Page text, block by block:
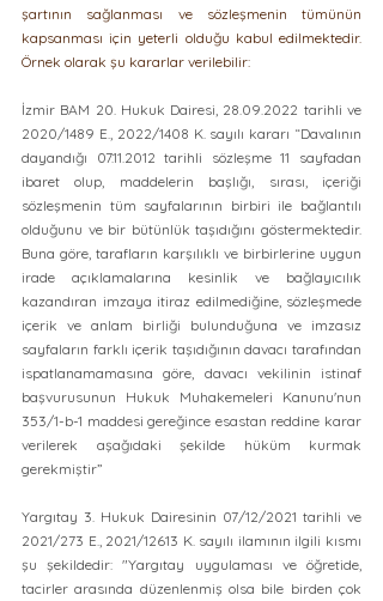
şartının sağlanması ve sözleşmenin tümünün
kapsanması için yeterli olduğu kabul edilmektedir.
Örnek olarak şu kararlar verilebilir:
İzmir BAM 20. Hukuk Dairesi, 28.09.2022 tarihli ve
2020/1489 E., 2022/1408 K. sayılı kararı “Davalının
dayandığı 07.11.2012 tarihli sözleşme 11 sayfadan
ibaret olup, maddelerin başlığı, sırası, içeriği
sözleşmenin tüm sayfalarının birbiri ile bağlantılı
olduğunu ve bir bütünlük taşıdığını göstermektedir.
Buna göre, tarafların karşılıklı ve birbirlerine uygun
irade açıklamalarına kesinlik ve bağlayıcılık
kazandıran imzaya itiraz edilmediğine, sözleşmede
içerik ve anlam birliği bulunduğuna ve imzasız
sayfaların farklı içerik taşıdığının davacı tarafından
ispatlanamamasına göre, davacı vekilinin istinaf
başvurusunun Hukuk Muhakemeleri Kanunu'nun
353/1-b-1 maddesi gereğince esastan reddine karar
verilerek aşağıdaki şekilde hüküm kurmak
gerekmiştir”
Yargıtay 3. Hukuk Dairesinin 07/12/2021 tarihli ve
2021/273 E., 2021/12613 K. sayılı ilamının ilgili kısmı
şu şekildedir: "Yargıtay uygulaması ve öğretide,
tacirler arasında düzenlenmiş olsa bile birden çok